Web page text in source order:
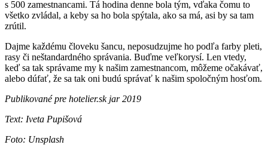
s 500 zamestnancami. Tá hodina denne bola tým, vďaka čomu to
všetko zvládal, a keby sa ho bola spýtala, ako sa má, asi by sa tam
zrútil.
Dajme každému človeku šancu, neposudzujme ho podľa farby pleti,
rasy či neštandardného správania. Buďme veľkorysí. Len vtedy,
keď sa tak správame my k našim zamestnancom, môžeme očakávať,
alebo dúfať, že sa tak oni budú správať k našim spoločným hosťom.
Publikované pre hotelier.sk jar 2019
Text: Iveta Pupišová
Foto: Unsplash